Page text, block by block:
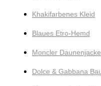
Khakifarbenes Kleid
Blaues Etro-Hemd
Moncler Daunenjacke
Dolce & Gabbana